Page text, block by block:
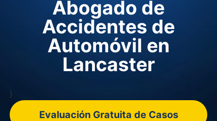
Abogado de
Accidentes de
Automóvil en
Lancaster
}
Evaluación Gratuita de Casos